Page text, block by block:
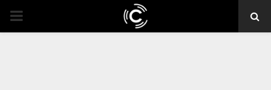
PRIMARY